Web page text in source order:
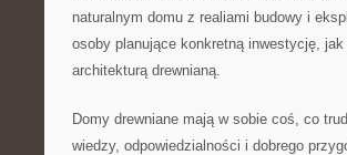
naturalnym domu z realiami budowy i
osoby planujące konkretną inwestycję,
architekturą drewnianą.
Domy drewniane mają w sobie coś, co
wiedzy, odpowiedzialności i dobrego